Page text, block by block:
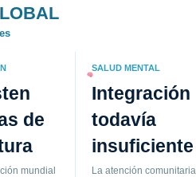
de
mundial
SALUD MENTAL
Integración
todavía
insuficiente
La atención comunitaria